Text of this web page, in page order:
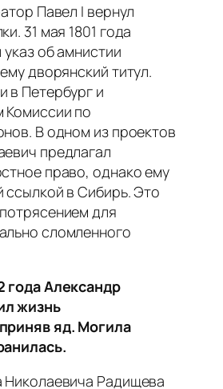
Павел I вернул
31 мая 1801 года
об амнистии
дворянский титул.
в Петербург и
Комиссии по
В одном из проектов
предлагал
право, однако ему
ссылкой в Сибирь. Это
для
сломленного
года Александр
жизнь
яд. Могила
Николаевича Радищева